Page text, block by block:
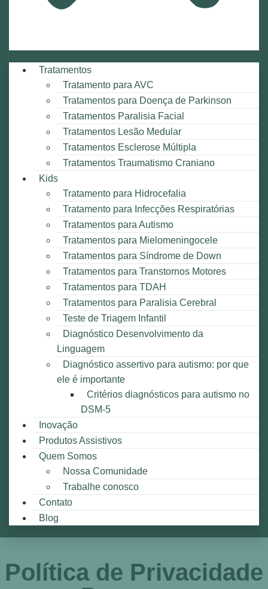
Tratamentos
Tratamento para AVC
Tratamentos para Doença de Parkinson
Tratamentos Paralisia Facial
Tratamentos Lesão Medular
Tratamentos Esclerose Múltipla
Tratamentos Traumatismo Craniano
Kids
Tratamento para Hidrocefalia
Tratamento para Infecções Respiratórias
Tratamentos para Autismo
Tratamentos para Mielomeningocele
Tratamentos para Síndrome de Down
Tratamentos para Transtornos Motores
Tratamentos para TDAH
Tratamentos para Paralisia Cerebral
Teste de Triagem Infantil
Diagnóstico Desenvolvimento da
Linguagem
Diagnóstico assertivo para autismo: por que
ele é importante
Critérios diagnósticos para autismo no
DSM-5
Inovação
Produtos Assistivos
Quem Somos
Nossa Comunidade
Trabalhe conosco
Contato
Blog
Política de Privacidade